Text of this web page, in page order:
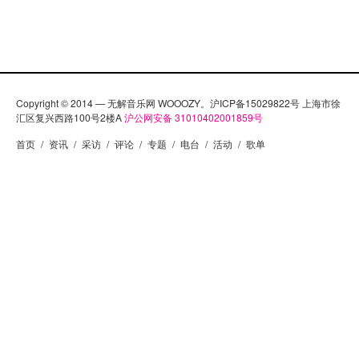
Copyright © 2014 — 无解音乐网 WOOOZY。沪ICP备15029822号 上海市徐
汇区复兴西路100号2楼A沪公网安备 31010402001859号
首页 / 资讯 / 采访 / 评论 / 专题 / 电台 / 活动 / 歌单